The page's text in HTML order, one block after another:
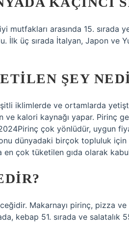
mutfakları arasında 15. sırada
İlk üç sırada İtalyan, Japon ve
ŞEY
iklimlerde ve ortamlarda
kalori kaynağı yapar. Pirinç
çok yönlüdür, uygun
dünyadaki birçok topluluk
en çok tüketilen gıda olarak
Makarnayı pirinç, pizza
kebap 51. sırada ve salatalık